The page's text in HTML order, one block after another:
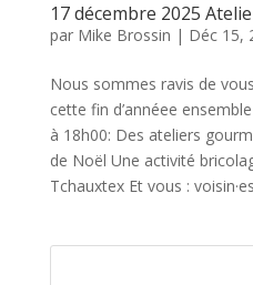
17 décembre 2025
par Mike Brossin | Déc 15,
Nous sommes ravis de
cette fin d’annéee
à 18h00: Des ateliers
de Noël Une activité
Tchauxtex Et vous :